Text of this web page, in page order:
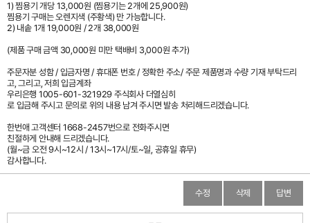
1) 찜용기 개당 13,000원 (찜용기는 2개에 25,900원)
찜용기 구매는 오렌지색 (주황색) 만 가능합니다.
2) 내솥 1개 19,000원 / 2개 38,000원
(제품 구매 금액 30,000원 미만 택배비 3,000원 추가)
주문자분 성함 / 입금자명 / 휴대폰 번호 / 정확한 주소/ 주문 제품명과 수량 기재 부탁드리
고, 그리고, 저희 입금계좌
우리은행 1005-601-321929 주식회사 더열심히
로 입금해 주시고 문의로 위의 내용 남겨 주시면 발송 처리해드리겠습니다.
한번애 고객센터 1668-2457번으로 전화주시면
친절하게 안내해 드리겠습니다.
(월~금 오전 9시~12시 / 13시~17시/토~일, 공휴일 휴무)
감사합니다.
수정 삭제 답변